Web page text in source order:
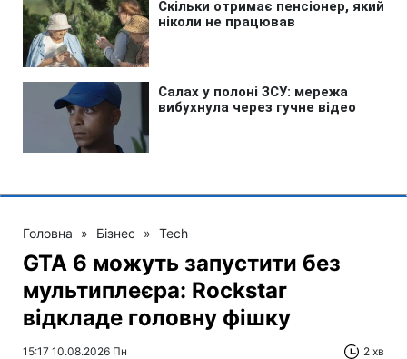
Головна » Бізнес » Tech
GTA 6 можуть запустити без
мультиплеєра: Rockstar
відкладе головну фішку
15:17 10.08.2026 Пн 2 хв